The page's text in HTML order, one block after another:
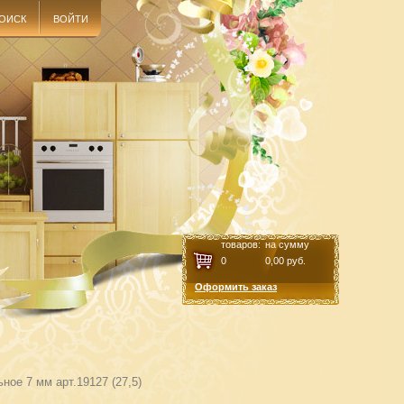
товаров:
0
на сумму
0,00 руб.
Оформить заказ
ВОЙТИ
7 мм арт.19127 (27,5)